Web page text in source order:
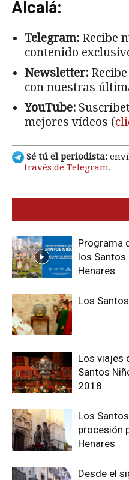
Alcalá:
Telegram: Recibe
contenido
Newsletter:
con nuestras
YouTube:
mejores vídeos (
Sé tú el periodista:
través de Telegram.
Programa
los Santos
Henares
Los
Los viajes
Santos
2018
Los
procesión
Henares
Desde el